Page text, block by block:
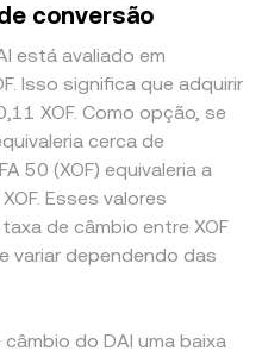
conversão
está avaliado em
Isso significa que adquirir
XOF. Como opção, se
cerca de
50 (XOF) equivaleria a
Esses valores
de câmbio entre XOF
variar dependendo das
do DAI uma baixa